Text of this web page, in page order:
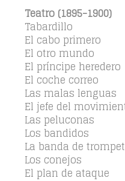
Teatro (1895-1900)
Tabardillo
El cabo primero
El otro mundo
El príncipe heredero
El coche correo
Las malas lenguas
El jefe del
Las peluconas
Los bandidos
La banda de
Los conejos
El plan de ataque